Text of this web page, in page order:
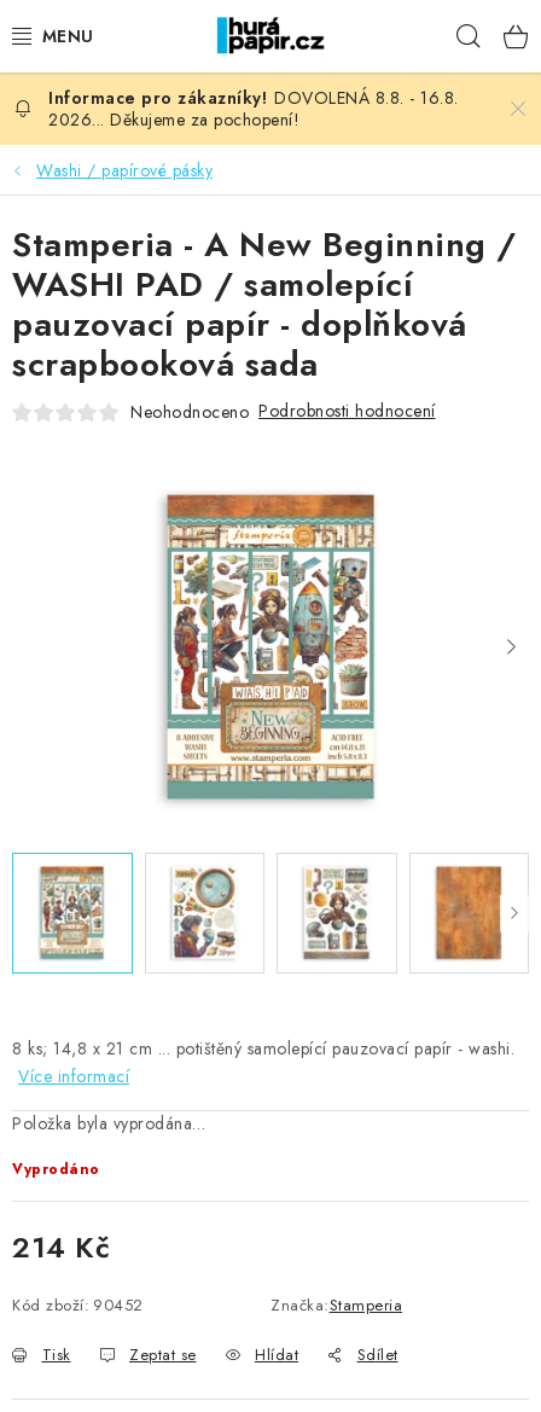
na
NOVINKY
HURÁ DÍLNA
VŠECHNO ZBOŽÍ
KNIHAŘSKÝ MATERIÁL
KURZY NATY LYSAK
OBLÍBENÉ ♥️
MOJE OBJEDNÁVKA
Moje objednávka
Oblíbené ♥️
Hodnocení obchodu
Obchodní podmínky
Podmínky ochrany osobních údajů
Ověřování recenzí
DOVOLENÁ 8.8. - 16.8.
2026... Děkujeme za pochopení!
Washi / papírové pásky
8 ks; 14,8 x 21 cm ... potištěný samolepící pauzovací papír - washi.
Více informací
Položka byla vyprodána…
Vyprodáno
214 Kč
Kód zboží: 90452 Značka:Stamperia
Tisk Zeptat se Hlídat Sdílet
Stamperia - A New Beginning /
WASHI PAD / samolepící
pauzovací papír - doplňková
scrapbooková sada
Neohodnoceno Podrobnosti hodnocení